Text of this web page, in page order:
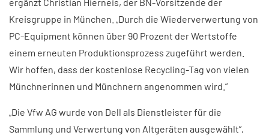
Kreisgruppe in München. „Durch die Wiederverwertung von
PC-Equipment können über 90 Prozent der Wertstoffe
einem erneuten Produktionsprozess zugeführt werden.
Wir hoffen, dass der kostenlose Recycling-Tag von vielen
Münchnerinnen und Münchnern angenommen wird.”
„Die Vfw AG wurde von Dell als Dienstleister für die
Sammlung und Verwertung von Altgeräten ausgewählt”,